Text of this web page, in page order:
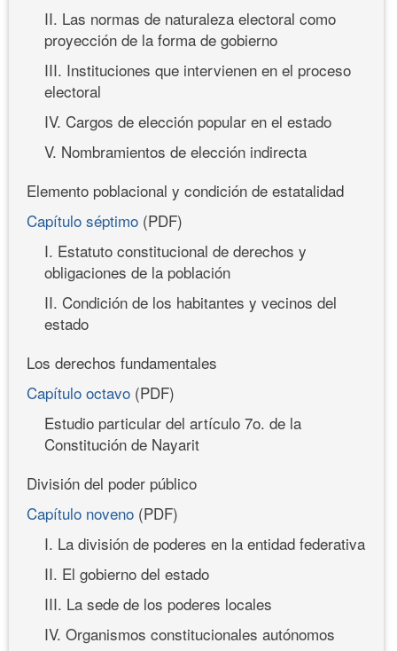
II. Las normas de naturaleza electoral como
proyección de la forma de gobierno
III. Instituciones que intervienen en el proceso
electoral
IV. Cargos de elección popular en el estado
V. Nombramientos de elección indirecta
Elemento poblacional y condición de estatalidad
Capítulo séptimo (PDF)
I. Estatuto constitucional de derechos y
obligaciones de la población
II. Condición de los habitantes y vecinos del
estado
Los derechos fundamentales
Capítulo octavo (PDF)
Estudio particular del artículo 7o. de la
Constitución de Nayarit
División del poder público
Capítulo noveno (PDF)
I. La división de poderes en la entidad federativa
II. El gobierno del estado
III. La sede de los poderes locales
IV. Organismos constitucionales autónomos